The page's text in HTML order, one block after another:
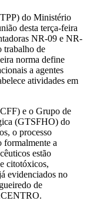
do Ministério
desta terça-feira
NR-09 e NR-
trabalho de
norma define
a agentes
atividades em
e o Grupo de
(GTSFHO) do
o processo
formalmente a
estão
citotóxicos,
evidenciados no
de